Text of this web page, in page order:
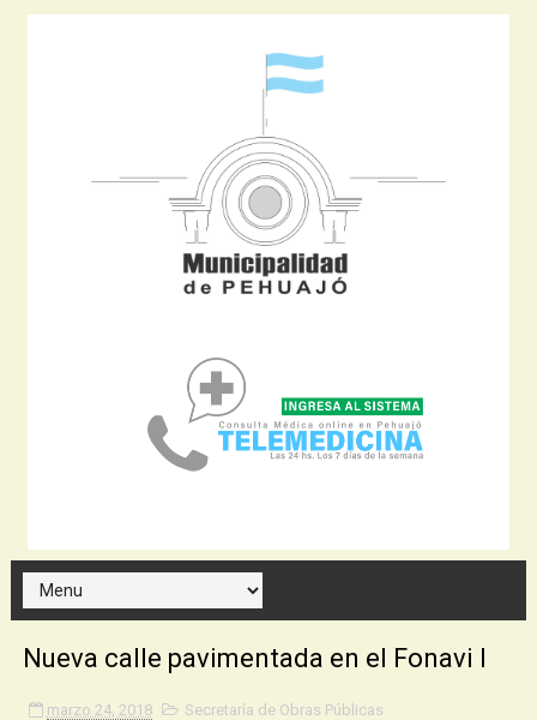
Nueva calle pavimentada en el Fonavi I
marzo 24, 2018 Secretaría de Obras Públicas